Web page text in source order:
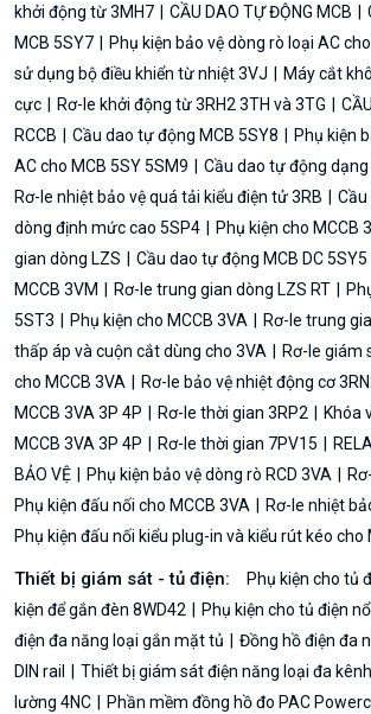
khởi động từ 3MH7
CẦU DAO TỰ ĐỘNG MCB
MCB 5SY7
Phụ kiện bảo vệ dòng rò loại AC
sử dụng bộ điều khiển từ nhiệt 3VJ
Máy cắt
cực
Rơ-le khởi động từ 3RH2 3TH và 3TG
RCCB
Cầu dao tự động MCB 5SY8
Phụ kiện
AC cho MCB 5SY 5SM9
Cầu dao tự động dạng
Rơ-le nhiệt bảo vệ quá tải kiểu điện tử 3RB
dòng định mức cao 5SP4
Phụ kiện cho MCCB
gian dòng LZS
Cầu dao tự động MCB DC 5SY5
MCCB 3VM
Rơ-le trung gian dòng LZS RT
5ST3
Phụ kiện cho MCCB 3VA Rơ-le trung
thấp áp và cuộn cắt dùng cho 3VA
Rơ-le giám
cho MCCB 3VA
Rơ-le bảo vệ nhiệt động cơ
MCCB 3VA 3P 4P
Rơ-le thời gian 3RP2
Khóa
MCCB 3VA 3P 4P
Rơ-le thời gian 7PV15
BẢO VỆ
Phụ kiện bảo vệ dòng rò RCD 3VA
Phụ kiện đấu nối cho MCCB 3VA
Rơ-le nhiệt
Phụ kiện đấu nối kiểu plug-in và kiểu rút kéo cho
Thiết bị giám sát - tủ điện: Phụ kiện cho tủ
kiện để gắn đèn 8WD42
Phụ kiện cho tủ điện
điện đa năng loại gắn mặt tủ
Đồng hồ điện đa
DIN rail
Thiết bị giám sát điện năng loại đa kênh
lường 4NC
Phần mềm đồng hồ đo PAC